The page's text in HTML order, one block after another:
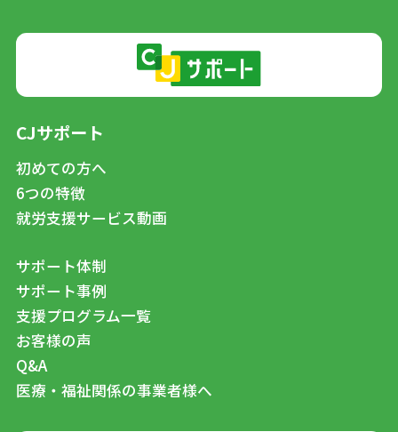
CJサポート
初めての方へ
6つの特徴
就労支援サービス動画
サポート体制
サポート事例
支援プログラム一覧
お客様の声
Q&A
医療・福祉関係の事業者様へ